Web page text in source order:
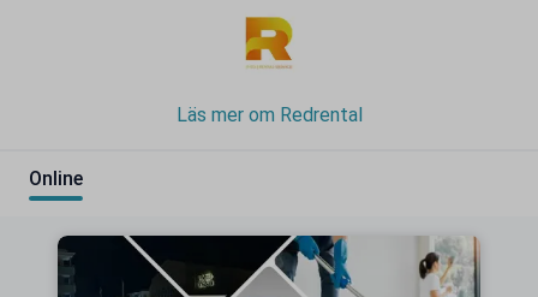
Läs mer om Redrental
Online